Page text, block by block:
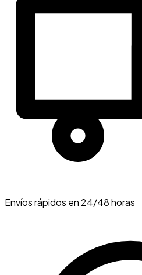
Envíos rápidos en 24/48 horas